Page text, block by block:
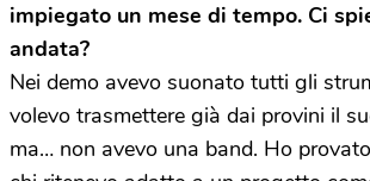
impiegato un mese di tempo. Ci
andata?
Nei demo avevo suonato tutti gli
volevo trasmettere già dai provini il
ma… non avevo una band. Ho